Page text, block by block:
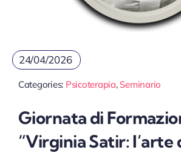
24/04/2026
Categories: Psicoterapia, Seminario
Giornata di
“Virginia Satir: l’arte